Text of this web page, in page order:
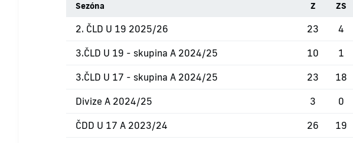
Sezóna Z ZS
2. ČLD U 19 2025/26 23 4
3.ČLD U 19 - skupina A 2024/25 10 1
3.ČLD U 17 - skupina A 2024/25 23 18
Divize A 2024/25 3 0
ČDD U 17 A 2023/24 26 19